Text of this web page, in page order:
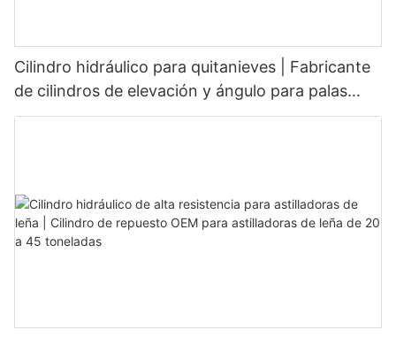
Cilindro hidráulico para quitanieves | Fabricante
de cilindros de elevación y ángulo para palas
quitanieves (OEM)